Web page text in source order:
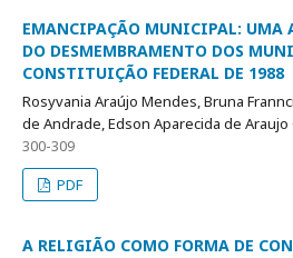
EMANCIPAÇÃO MUNICIPAL: UMA
DO DESMEMBRAMENTO DOS
CONSTITUIÇÃO FEDERAL DE 1988
Rosyvania Araújo Mendes, Bruna
de Andrade, Edson Aparecida de
300-309
PDF
A RELIGIÃO COMO FORMA DE